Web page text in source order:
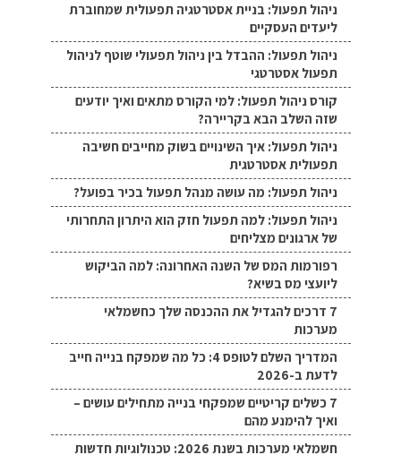
ניהול תפעול: בניית אסטרטגיה תפעולית שמחוברת
ליעדים העסקיים
ניהול תפעול: ההבדל בין ניהול תפעולי שוטף לניהול
תפעול אסטרטגי
קורס ניהול תפעול: למי הקורס מתאים ואיך יודעים
שזה השלב הבא בקריירה?
ניהול תפעול: איך השינויים בשוק מחייבים חשיבה
תפעולית אסטרטגית
ניהול תפעול: מה עושה מנהל תפעול בכיר בפועל?
ניהול תפעול: למה תפעול חזק הוא היתרון התחרותי
של ארגונים מצליחים
רפורמות המס של השנה האחרונה: למה הביקוש
ליועצי מס בשיא?
7 דרכים להגדיל את ההכנסה שלך כחשמלאי
מערכות
המדריך השלם לטופס 4: כל מה שמפקח בנייה חייב
לדעת ב-2026
7 כשלים קריטיים שמפקחי בנייה מתחילים עושים –
ואיך להימנע מהם
חשמלאי מערכות בשנת 2026: טכנולוגיות חדשות